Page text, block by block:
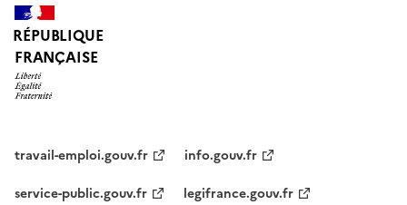
RÉPUBLIQUE
FRANÇAISE
travail-emploi.gouv.fr
info.gouv.fr
service-public.gouv.fr
legifrance.gouv.fr